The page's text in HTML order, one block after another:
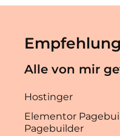
Alle von mir
Hostinger
Elementor
Pagebuilder